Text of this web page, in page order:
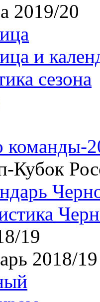
2019/20
и
сезона
команды-
Кубок
19
2018/19